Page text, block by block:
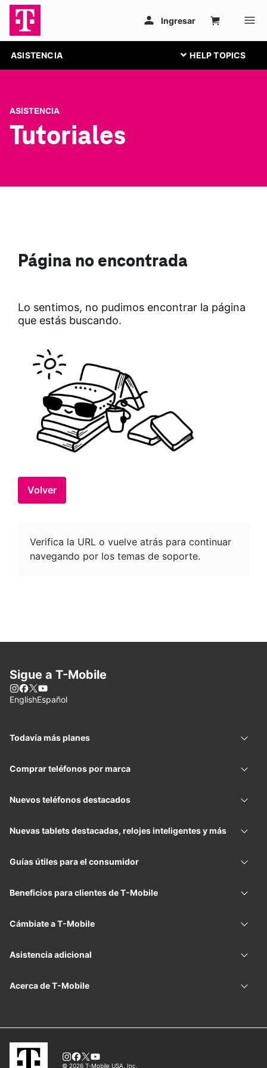
ASISTENCIA
ASISTENCIA
Tutoriales